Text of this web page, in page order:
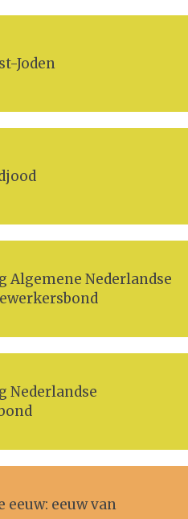
Joden
Algemene Nederlandse
Nederlandse
eeuw van